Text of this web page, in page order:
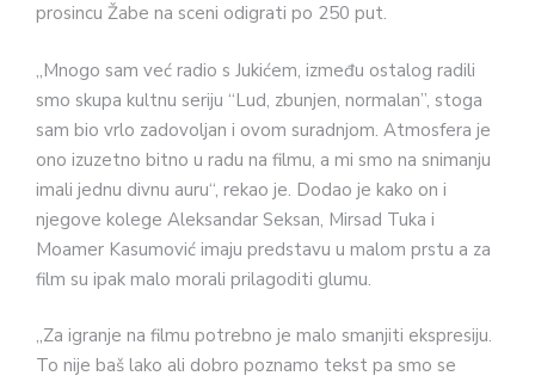
prosincu Žabe na sceni odigrati po 250 put.
„Mnogo sam već radio s Jukićem, između ostalog radili
smo skupa kultnu seriju “Lud, zbunjen, normalan”, stoga
sam bio vrlo zadovoljan i ovom suradnjom. Atmosfera je
ono izuzetno bitno u radu na filmu, a mi smo na snimanju
imali jednu divnu auru“, rekao je. Dodao je kako on i
njegove kolege Aleksandar Seksan, Mirsad Tuka i
Moamer Kasumović imaju predstavu u malom prstu a za
film su ipak malo morali prilagoditi glumu.
„Za igranje na filmu potrebno je malo smanjiti ekspresiju.
To nije baš lako ali dobro poznamo tekst pa smo se